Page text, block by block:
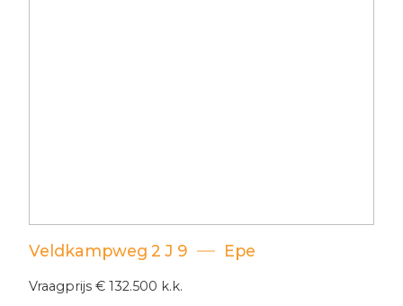
Veldkampweg 2 J 9 Epe
Vraagprijs € 132.500 k.k.